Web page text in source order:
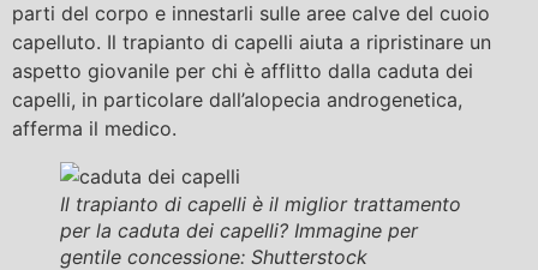
parti del corpo e innestarli sulle aree calve del cuoio
capelluto. Il trapianto di capelli aiuta a ripristinare un
aspetto giovanile per chi è afflitto dalla caduta dei
capelli, in particolare dall’alopecia androgenetica,
afferma il medico.
Il trapianto di capelli è il miglior trattamento
per la caduta dei capelli? Immagine per
gentile concessione: Shutterstock